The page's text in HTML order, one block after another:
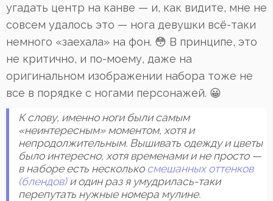
угадать центр на канве — и, как видите, мне не
совсем удалось это — нога девушки всё-таки
немного «заехала» на фон. 😳 В принципе, это
не критично, и по-моему, даже на
оригинальном изображении набора тоже не
все в порядке с ногами персонажей. 😀
К слову, именно ноги были самым
«неинтересным» моментом, хотя и
непродолжительным. Вышивать одежду и цветы
было интересно, хотя временами и не просто —
в наборе есть несколько смешанных оттенков
(блендов) и один раз я умудрилась-таки
перепутать нужные номера мулине.